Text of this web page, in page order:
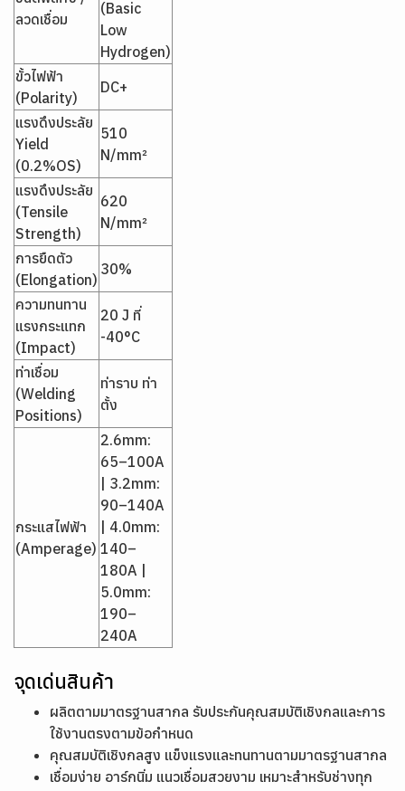
ลวดเชื่อม
(Basic
Low
Hydrogen)
ขั้วไฟฟ้า
(Polarity)
DC+
แรงดึงประลัย
Yield
(0.2%OS)
510
N/mm²
แรงดึงประลัย
(Tensile
Strength)
620
N/mm²
การยืดตัว
(Elongation)
30%
ความทนทาน
แรงกระแทก
(Impact)
20 J ที่
-40°C
ท่าเชื่อม
(Welding
Positions)
ท่าราบ ท่า
ตั้ง
กระแสไฟฟ้า
(Amperage)
2.6mm:
65–100A
| 3.2mm:
90–140A
| 4.0mm:
140–
180A |
5.0mm:
190–
240A
จุดเด่นสินค้า
ผลิตตามมาตรฐานสากล รับประกันคุณสมบัติเชิงกลและการ
ใช้งานตรงตามข้อกำหนด
คุณสมบัติเชิงกลสูง แข็งแรงและทนทานตามมาตรฐานสากล
เชื่อมง่าย อาร์กนิ่ม แนวเชื่อมสวยงาม เหมาะสำหรับช่างทุก